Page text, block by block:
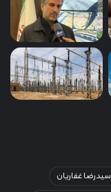
سیدرضا غفاریان